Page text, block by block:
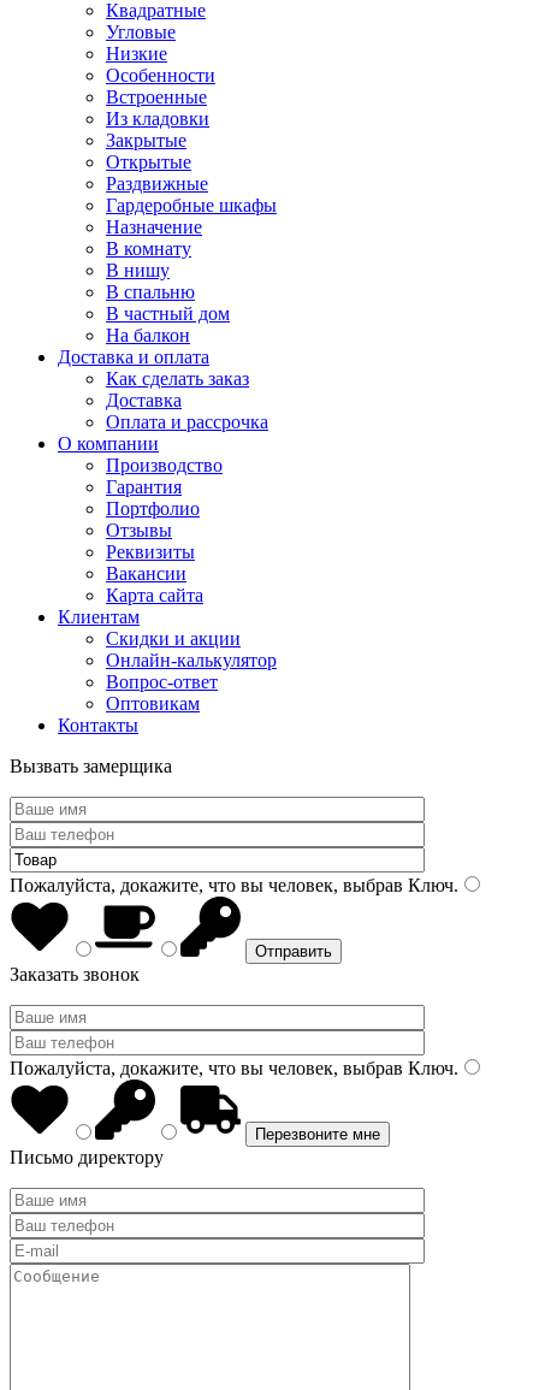
Квадратные
Угловые
Низкие
Особенности
Встроенные
Из кладовки
Закрытые
Открытые
Раздвижные
Гардеробные шкафы
Назначение
В комнату
В нишу
В спальню
В частный дом
На балкон
Доставка и оплата
Как сделать заказ
Доставка
Оплата и рассрочка
О компании
Производство
Гарантия
Портфолио
Отзывы
Реквизиты
Вакансии
Карта сайта
Клиентам
Скидки и акции
Онлайн-калькулятор
Вопрос-ответ
Оптовикам
Контакты
Вызвать замерщика
Пожалуйста, докажите, что вы человек, выбрав Ключ.
Заказать звонок
Пожалуйста, докажите, что вы человек, выбрав Ключ.
Письмо директору